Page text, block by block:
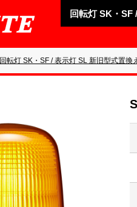
回転灯 SK・SF
回転灯 SK・SF / 表示灯 SL 新旧型式置換